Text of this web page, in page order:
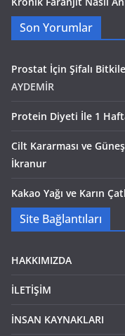
Son Yorumlar
Prostat İçin Şifalı
AYDEMİR
Protein Diyeti İle 1
Cilt Kararması ve
İkranur
Kakao Yağı ve Karın
Site Bağlantıları
HAKKIMIZDA
İLETİŞİM
İNSAN KAYNAKLARI